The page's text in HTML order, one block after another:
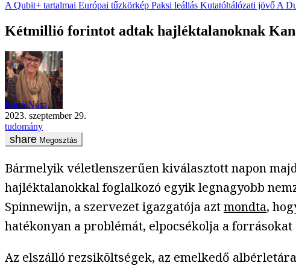
A Qubit+ tartalmai Európai tűzkörkép Paksi leállás Kutatóhálózati jövő A
Kétmillió forintot adtak hajléktalanoknak
Radó Nóra
2023. szeptember 29.
tudomány
Megosztás
Bármelyik véletlenszerűen kiválasztott napon
hajléktalanokkal foglalkozó egyik legnagyobb
Spinnewijn, a szervezet igazgatója aztmondta,
hatékonyan a problémát, elpocsékolja a
Az elszálló rezsiköltségek, az emelkedő